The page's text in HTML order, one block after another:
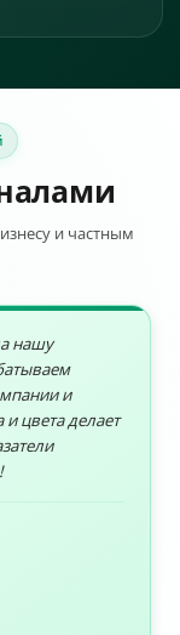
и частным
нашу
и
и цвета делает